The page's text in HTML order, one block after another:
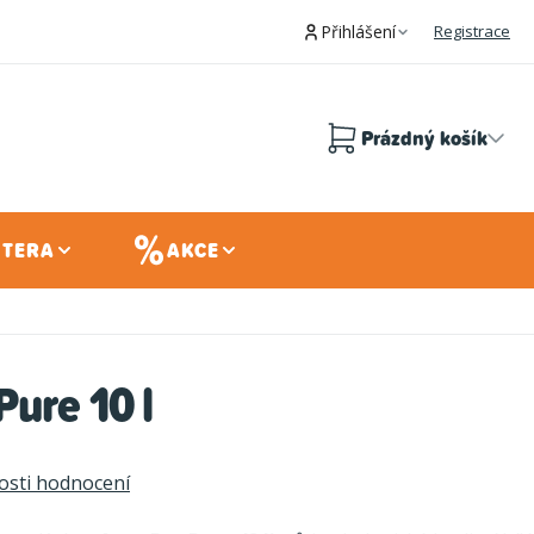
Přihlášení Registrace
Prázdný košík
AKCE
10 l
hodnocení